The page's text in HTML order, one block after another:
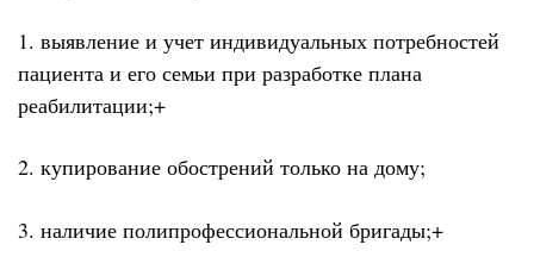
1. выявление и учет индивидуальных потребностей
пациента и его семьи при разработке плана
реабилитации;+
2. купирование обострений только на дому;
3. наличие полипрофессиональной бригады;+